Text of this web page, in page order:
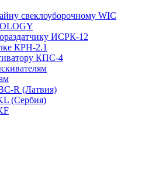
свеклоуборочному WIC
ИСРК-12
КРН-2.1
КПС-4
R (Латвия)
(Сербия)